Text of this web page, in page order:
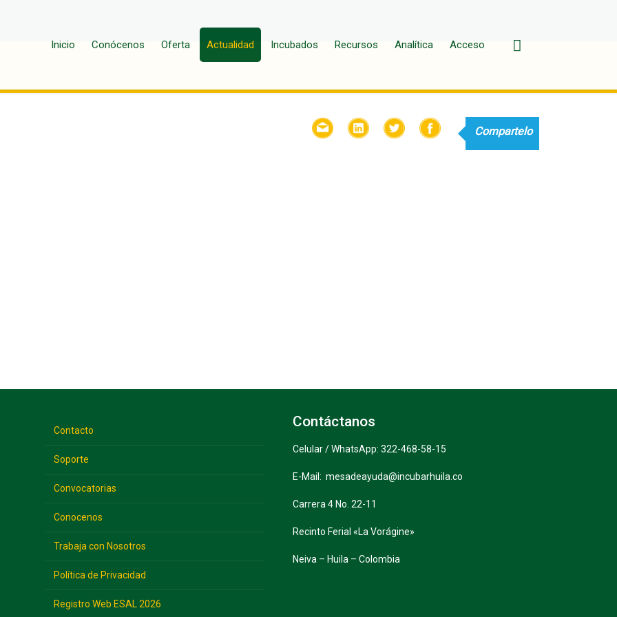
Inicio Conócenos Oferta Actualidad Incubados Recursos Analítica Acceso
Compartelo
Contacto
Soporte
Convocatorias
Conocenos
Trabaja con Nosotros
Política de Privacidad
Registro Web ESAL 2026
Contáctanos
Celular / WhatsApp: 322-468-58-15
E-Mail: mesadeayuda@incubarhuila.co
Carrera 4 No. 22-11
Recinto Ferial «La Vorágine»
Neiva – Huila – Colombia